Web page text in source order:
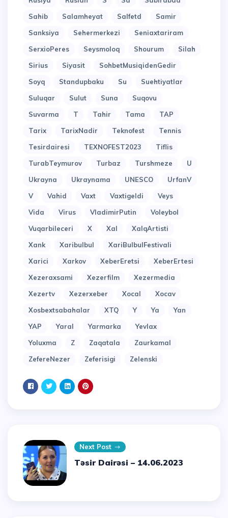
Sahib
Salamheyat Salfetd
Samir
Sanksiya
Sehermerkezi
Seniaxtariram
SerxioPeres
Seysmoloq Shourum
Silah
Sirius
Siyasit
SohbetMusiqidenGedir
Soyq
Standupbaku Su
Suehtiyatlar
Suluqar
Sulut Suna
Suqovu
Suvarma
T Tahir Tama
TAP
Tarix
TarixNadir Teknofest
Tennis
Tesirdairesi
TEXNOFEST2023
Tiflis
TurabTeymurov
Turbaz Turshmeze
U
Ukrayna
Ukraynama UNESCO
UrfanV
V
Vahid Vaxt Vaxtigeldi
Veys
Vida
Virus VladimirPutin
Voleybol
Vuqarbileceri
X Xal
XalqArtisti
Xank
Xaribulbul
XariBulbulFestivali
Xarici
Xarkov XeberEretsi
XeberErtesi
Xezeraxsami
Xezerfilm
Xezermedia
Xezertv
Xezerxeber Xocal
Xocav
Xosbextsabahalar
XTQ Y Ya
Yan
YAP
Yaral Yarmarka
Yevlax
Yoluxma
Z Zaqatala
Zaurkamal
ZefereNezer
Zeferisigi Zelenski
Next Post
Təsir Dairəsi – 14.06.2023